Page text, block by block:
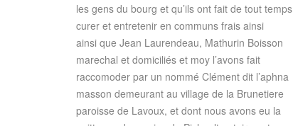
les gens du bourg et qu’ils ont fait de tout temps
curer et entretenir en communs frais ainsi
ainsi que Jean Laurendeau, Mathurin Boisson
marechal et domiciliés et moy l’avons fait
raccomoder par un nommé Clément dit l’aphna
masson demeurant au village de la Brunetiere
paroisse de Lavoux, et dont nous avons eu la